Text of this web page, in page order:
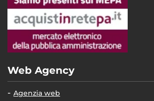
Web Agency
Agenzia web